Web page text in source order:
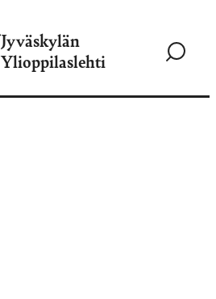
Jyväskylän
Ylioppilaslehti
Siirry